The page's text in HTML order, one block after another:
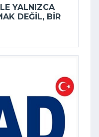
YALNIZCA
DEĞIL, BIR